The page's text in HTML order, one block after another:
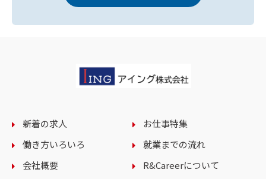
新着の求人
お仕事特集
働き方いろいろ
就業までの流れ
会社概要
R&Careerについて